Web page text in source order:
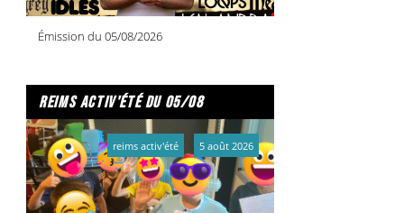
Émission du 05/08/2026
reims activ'été du 05/08
reims activ'été 5 août 2026